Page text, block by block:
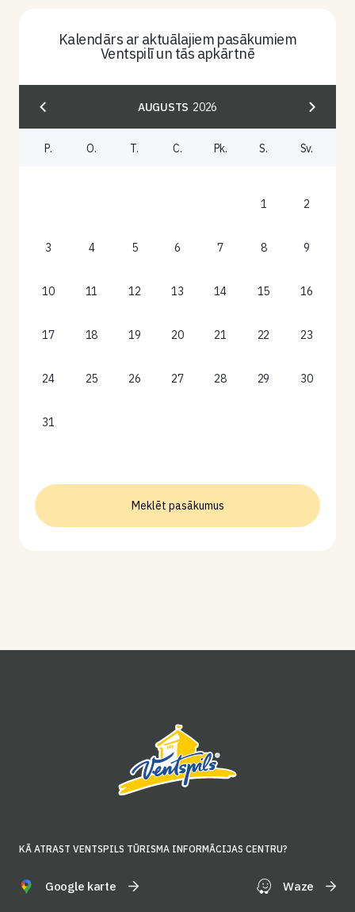
Kalendārs ar aktuālajiem pasākumiem
Ventspilī un tās apkārtnē
AUGUSTS 2026
P. O. T. C. Pk. S. Sv.
1 2
3 4 5 6 7 8 9
10 11 12 13 14 15 16
17 18 19 20 21 22 23
24 25 26 27 28 29 30
31
Meklēt pasākumus
KĀ ATRAST VENTSPILS TŪRISMA INFORMĀCIJAS CENTRU?
Google karte Waze